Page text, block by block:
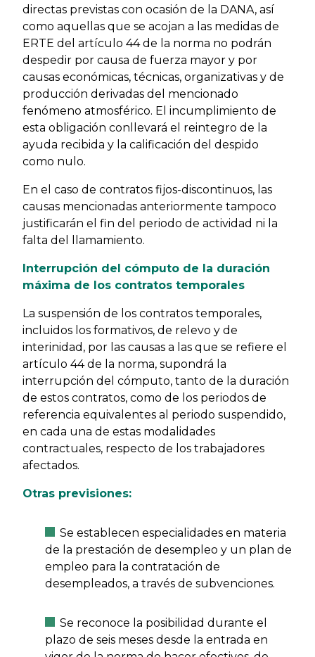
directas previstas con ocasión de la DANA, así
como aquellas que se acojan a las medidas de
ERTE del artículo 44 de la norma no podrán
despedir por causa de fuerza mayor y por
causas económicas, técnicas, organizativas y de
producción derivadas del mencionado
fenómeno atmosférico. El incumplimiento de
esta obligación conllevará el reintegro de la
ayuda recibida y la calificación del despido
como nulo.
En el caso de contratos fijos-discontinuos, las
causas mencionadas anteriormente tampoco
justificarán el fin del periodo de actividad ni la
falta del llamamiento.
Interrupción del cómputo de la duración
máxima de los contratos temporales
La suspensión de los contratos temporales,
incluidos los formativos, de relevo y de
interinidad, por las causas a las que se refiere el
artículo 44 de la norma, supondrá la
interrupción del cómputo, tanto de la duración
de estos contratos, como de los periodos de
referencia equivalentes al periodo suspendido,
en cada una de estas modalidades
contractuales, respecto de los trabajadores
afectados.
Otras previsiones:
Se establecen especialidades en materia
de la prestación de desempleo y un plan de
empleo para la contratación de
desempleados, a través de subvenciones.
Se reconoce la posibilidad durante el
plazo de seis meses desde la entrada en